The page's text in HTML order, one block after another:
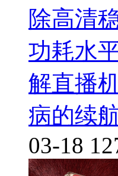
除高清
功耗水
解直播
病的续
03-18